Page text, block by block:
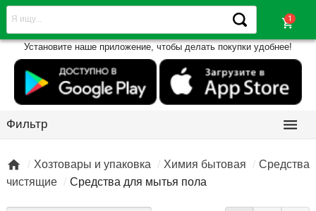
shopping_cart
Установите наше приложение, чтобы делать покупки удобнее!
Фильтр 
 Хозтовары и упаковка Химия бытовая
Средства
чистящие
Средства для мытья пола